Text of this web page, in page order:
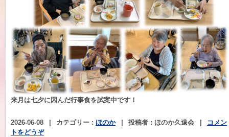
来月は七夕に因んだ行事食を試案中です！
2026-06-08 カテゴリー : ほのか 投稿者 : ほのか久遠会
コメン
トをどうぞ